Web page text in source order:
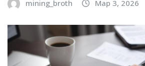
mining_broth Мар 3, 2026